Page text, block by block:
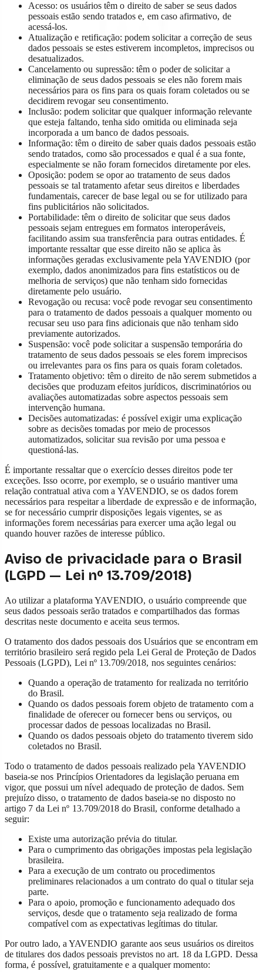
Acesso: os usuários têm o direito de saber se seus dados
pessoais estão sendo tratados e, em caso afirmativo, de
acessá-los.
Atualização e retificação: podem solicitar a correção de seus
dados pessoais se estes estiverem incompletos, imprecisos ou
desatualizados.
Cancelamento ou supressão: têm o poder de solicitar a
eliminação de seus dados pessoais se eles não forem mais
necessários para os fins para os quais foram coletados ou se
decidirem revogar seu consentimento.
Inclusão: podem solicitar que qualquer informação relevante
que esteja faltando, tenha sido omitida ou eliminada seja
incorporada a um banco de dados pessoais.
Informação: têm o direito de saber quais dados pessoais estão
sendo tratados, como são processados e qual é a sua fonte,
especialmente se não foram fornecidos diretamente por eles.
Oposição: podem se opor ao tratamento de seus dados
pessoais se tal tratamento afetar seus direitos e liberdades
fundamentais, carecer de base legal ou se for utilizado para
fins publicitários não solicitados.
Portabilidade: têm o direito de solicitar que seus dados
pessoais sejam entregues em formatos interoperáveis,
facilitando assim sua transferência para outras entidades. É
importante ressaltar que esse direito não se aplica às
informações geradas exclusivamente pela YAVENDIO (por
exemplo, dados anonimizados para fins estatísticos ou de
melhoria de serviços) que não tenham sido fornecidas
diretamente pelo usuário.
Revogação ou recusa: você pode revogar seu consentimento
para o tratamento de dados pessoais a qualquer momento ou
recusar seu uso para fins adicionais que não tenham sido
previamente autorizados.
Suspensão: você pode solicitar a suspensão temporária do
tratamento de seus dados pessoais se eles forem imprecisos
ou irrelevantes para os fins para os quais foram coletados.
Tratamento objetivo: têm o direito de não serem submetidos a
decisões que produzam efeitos jurídicos, discriminatórios ou
avaliações automatizadas sobre aspectos pessoais sem
intervenção humana.
Decisões automatizadas: é possível exigir uma explicação
sobre as decisões tomadas por meio de processos
automatizados, solicitar sua revisão por uma pessoa e
questioná-las.
É importante ressaltar que o exercício desses direitos pode ter
exceções. Isso ocorre, por exemplo, se o usuário mantiver uma
relação contratual ativa com a YAVENDIO, se os dados forem
necessários para respeitar a liberdade de expressão e de informação,
se for necessário cumprir disposições legais vigentes, se as
informações forem necessárias para exercer uma ação legal ou
quando houver razões de interesse público.
Aviso de privacidade para o Brasil
(LGPD — Lei nº 13.709/2018)
Ao utilizar a plataforma YAVENDIO, o usuário compreende que
seus dados pessoais serão tratados e compartilhados das formas
descritas neste documento e aceita seus termos.
O tratamento dos dados pessoais dos Usuários que se encontram em
território brasileiro será regido pela Lei Geral de Proteção de Dados
Pessoais (LGPD), Lei nº 13.709/2018, nos seguintes cenários:
Quando a operação de tratamento for realizada no território
do Brasil.
Quando os dados pessoais forem objeto de tratamento com a
finalidade de oferecer ou fornecer bens ou serviços, ou
processar dados de pessoas localizadas no Brasil.
Quando os dados pessoais objeto do tratamento tiverem sido
coletados no Brasil.
Todo o tratamento de dados pessoais realizado pela YAVENDIO
baseia-se nos Princípios Orientadores da legislação peruana em
vigor, que possui um nível adequado de proteção de dados. Sem
prejuízo disso, o tratamento de dados baseia-se no disposto no
artigo 7 da Lei nº 13.709/2018 do Brasil, conforme detalhado a
seguir:
Existe uma autorização prévia do titular.
Para o cumprimento das obrigações impostas pela legislação
brasileira.
Para a execução de um contrato ou procedimentos
preliminares relacionados a um contrato do qual o titular seja
parte.
Para o apoio, promoção e funcionamento adequado dos
serviços, desde que o tratamento seja realizado de forma
compatível com as expectativas legítimas do titular.
Por outro lado, a YAVENDIO garante aos seus usuários os direitos
de titulares dos dados pessoais previstos no art. 18 da LGPD. Dessa
forma, é possível, gratuitamente e a qualquer momento: